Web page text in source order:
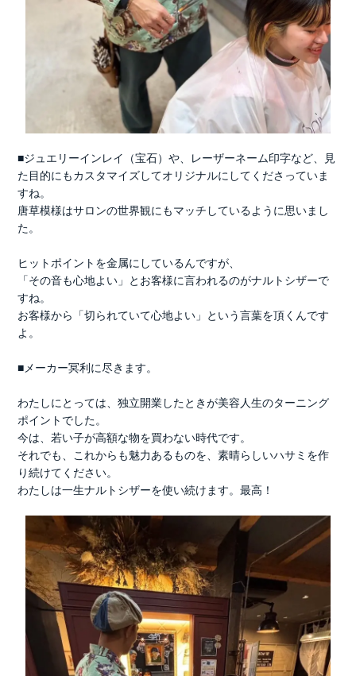
■ジュエリーインレイ（宝石）や、レーザーネーム印字など、見
た目的にもカスタマイズしてオリジナルにしてくださっていま
すね。
唐草模様はサロンの世界観にもマッチしているように思いまし
た。
ヒットポイントを金属にしているんですが、
「その音も心地よい」とお客様に言われるのがナルトシザーで
すね。
お客様から「切られていて心地よい」という言葉を頂くんです
よ。
■メーカー冥利に尽きます。
わたしにとっては、独立開業したときが美容人生のターニング
ポイントでした。
今は、若い子が高額な物を買わない時代です。
それでも、これからも魅力あるものを、素晴らしいハサミを作
り続けてください。
わたしは一生ナルトシザーを使い続けます。最高！